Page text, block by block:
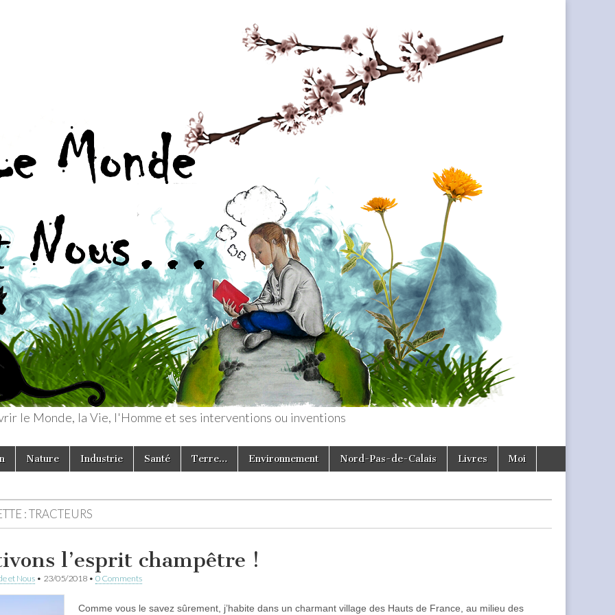
le Monde, la Vie, l'Homme et ses interventions ou inventions
Nature Industrie Santé Terre… Environnement Nord-Pas-de-Calais Livres Moi
:TRACTEURS
l’esprit champêtre !
et Nous • 23/05/2018 • 0 Comments
Comme vous le savez sûrement, j’habite dans un charmant village des Hauts de France, au milieu des